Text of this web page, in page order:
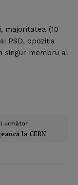
majoritatea (10
PSD, opoziţia
singur membru al
următor
la CERN